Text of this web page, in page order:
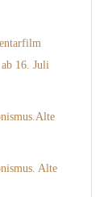
16. Juli
Alte